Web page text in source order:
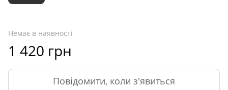
Немає в наявності
1 420 грн
Повідомити, коли з'явиться